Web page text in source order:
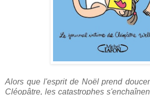
Alors que l'esprit de Noël prend
Cléopâtre, les catastrophes